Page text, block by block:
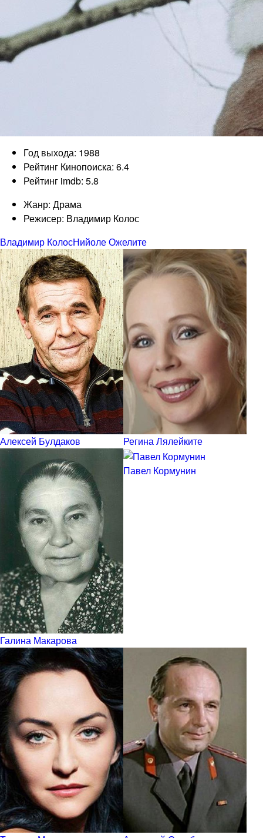
Год выхода: 1988
Рейтинг Кинопоиска: 6.4
Рейтинг imdb: 5.8
Жанр: Драма
Режисер: Владимир Колос
Владимир КолосНийоле Ожелите
Алексей Булдаков Регина Лялейките
Галина Макарова
Павел Кормунин